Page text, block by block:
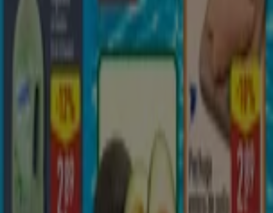
En Tiendeo, no solo tendrás acceso a
descuentos, sino también a información sobre las
tiendas físicas de tu ciudad. Explora los catálogos de
, encuentra las tiendas enMelilla
y descubre los
productos con grandes descuentos para ahorrar en tus
compras esteagosto
. Además, te mantenemos al tanto
de las ubicaciones exactas, horarios de atención y todos
los detalles necesarios para que puedas disfrutar de una
Melilla .
No pierdas la oportunidad de aprovechar las
ofertasde
en las tiendas de Melilla
y mantente actualizado
con los mejores precios durante
. En
Tiendeo, siempre encontrarás las mejores tiendas y
opciones de compra en
. ¡Empieza a explorar las
tiendas y promociones que tenemos para ti ahora